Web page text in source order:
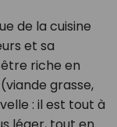
de la cuisine
et sa
riche en
grasse,
: il est tout à